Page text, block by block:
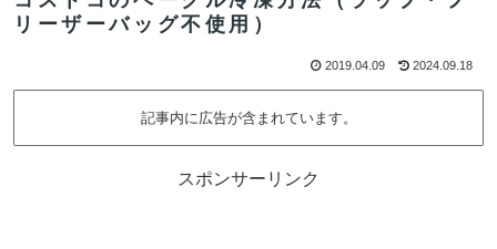
リーザーバッグ不使用）
2019.04.09 2024.09.18
記事内に広告が含まれています。
スポンサーリンク